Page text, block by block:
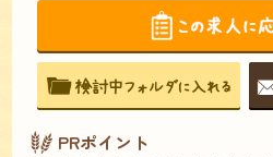
PRポイント